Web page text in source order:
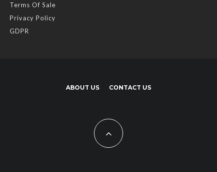
Terms Of Sale
Privacy Policy
GDPR
ABOUT US CONTACT US